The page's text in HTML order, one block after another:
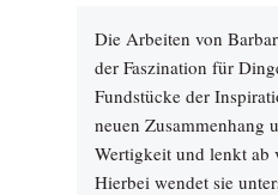
Die Arbeiten von
der Faszination für
Fundstücke der
neuen Zusammenhang
Wertigkeit und lenkt ab
Hierbei wendet sie